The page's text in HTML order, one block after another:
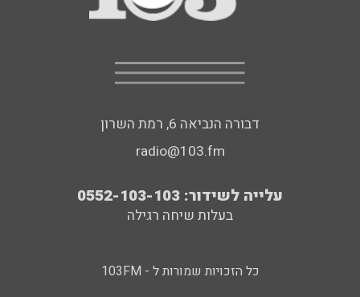
דבורה הנביאה 6, רמת השרון
radio@103.fm
עלייה לשידור: 0552-103-103
בעלות שיחה רגילה
כל הזכויות שמורות ל - 103FM